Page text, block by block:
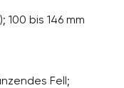
100 bis 146 mm
Fell;